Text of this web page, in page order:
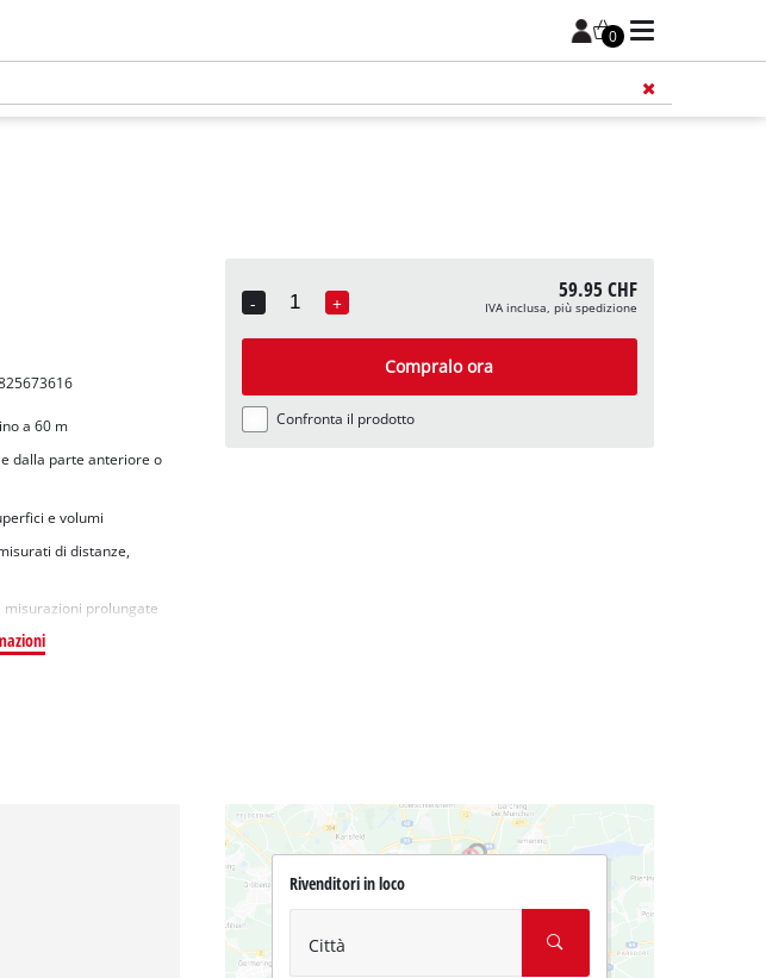
0
a 60 m
dalla parte anteriore o
e volumi
di distanze,
misurazioni prolungate
-
Quantity
+ 59.95 CHF
IVA inclusa, più spedizione
Compralo ora
Confronta il prodotto
Rivenditori in loco
Città